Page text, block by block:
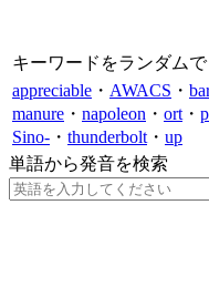
キーワードをランダム
appreciable ・ AWACS ・
manure ・ napoleon ・ ort ・
Sino- ・ thunderbolt ・ up
単語から発音を検索